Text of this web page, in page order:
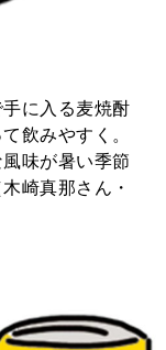
に入る麦焼酎
飲みやすく。
味が暑い季節
崎真那さん・